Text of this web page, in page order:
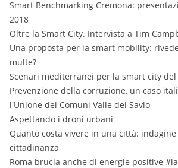
Smart Benchmarking Cremona:
2018
Oltre la Smart City. Intervista a Tim
Una proposta per la smart mobility:
multe?
Scenari mediterranei per la smart city
Prevenzione della corruzione, un caso
l'Unione dei Comuni Valle del Savio
Aspettando i droni urbani
Quanto costa vivere in una città:
cittadinanza
Roma brucia anche di energie positive